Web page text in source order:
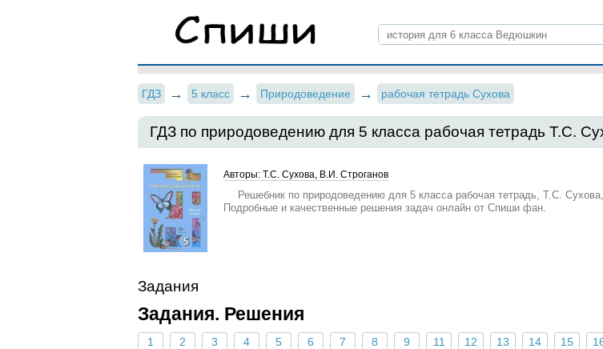
ГДЗ 5 класс Природоведение рабочая тетрадь Сухова
ГДЗ по природоведению для 5 класса рабочая тетрадь Т.С.
Авторы: Т.С. Сухова, В.И. Строганов
Решебник по природоведению для 5 класса рабочая тетрадь, Т.С.
Подробные и качественные решения задач онлайн от Спиши фан.
Задания
Задания. Решения
1 2 3 4 5 6 7 8 9 11 12 13 14 15